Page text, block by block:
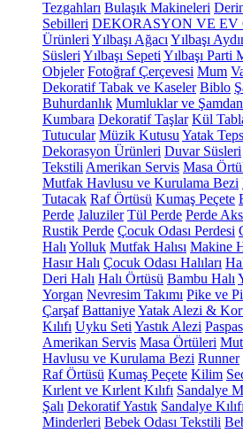
Tezgahları Bulaşık Makineleri
Sebilleri DEKORASYON VE EV
Ürünleri Yılbaşı Ağacı Yılbaşı
Süsleri Yılbaşı Sepeti Yılbaşı Parti
Objeler Fotoğraf Çerçevesi Mum
Dekoratif Tabak ve Kaseler Biblo
Buhurdanlık Mumluklar ve
Kumbara Dekoratif Taşlar Kül
Tutucular Müzik Kutusu Yatak
Dekorasyon Ürünleri Duvar Süsleri
Tekstili Amerikan Servis Masa
Mutfak Havlusu ve Kurulama Bezi
Tutacak Raf Örtüsü Kumaş Peçete
Perde Jaluziler Tül Perde Perde
Rustik Perde Çocuk Odası Perdesi
Halı Yolluk Mutfak Halısı Makine
Hasır Halı Çocuk Odası Halıları
Deri Halı Halı Örtüsü Bambu Halı
Yorgan Nevresim Takımı Pike ve
Çarşaf BattaniyeYatak Alezi &
Kılıfı Uyku Seti Yastık Alezi
Amerikan Servis Masa Örtüleri
Havlusu ve Kurulama Bezi Runner
Raf Örtüsü Kumaş Peçete Kilim
Kırlent ve Kırlent Kılıfı Sandalye
Şalı Dekoratif Yastık Sandalye Kılıfı
Minderleri Bebek Odası Tekstili